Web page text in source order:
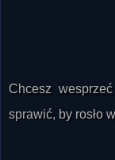
Chcesz
sprawić, by rosło